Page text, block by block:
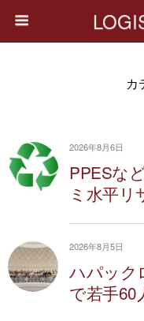
カ
2026年8月6日
PPESな
ミ水平リ
2026年8月5日
ハパック
で若手60